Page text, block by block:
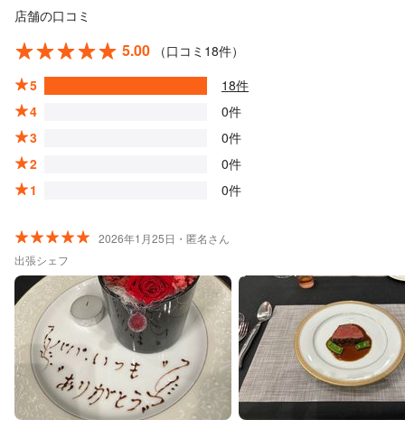
店舗の口コミ
5.00
（口コミ18件）
5
18件
4
0件
3
0件
2
0件
1
0件
2026年1月25日・匿名さん
出張シェフ